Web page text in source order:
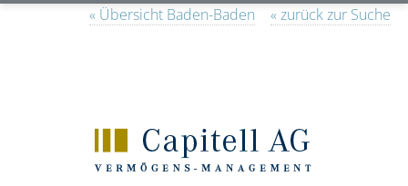
« Übersicht Baden-Baden
« zurück zur Suche